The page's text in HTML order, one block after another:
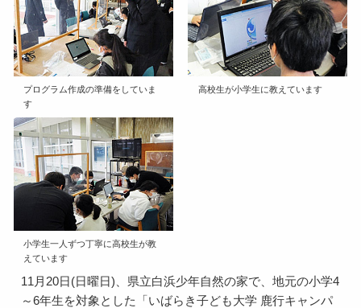
プログラム作成の準備をしていま
す
高校生が小学生に教えています
小学生一人ずつ丁寧に高校生が教
えています
11月20日(日曜日)、県立白浜少年自然の家で、地元の小学4
～6年生を対象とした「いばらき子ども大学 鹿行キャンパ